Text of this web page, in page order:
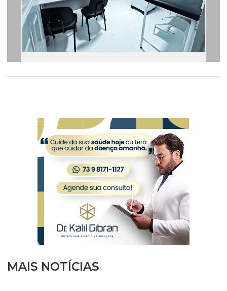
MAIS NOTÍCIAS